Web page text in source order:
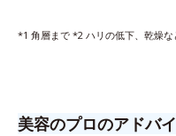
*1 角層まで *2 ハリの低下、乾燥な
美容のプロのアドバ